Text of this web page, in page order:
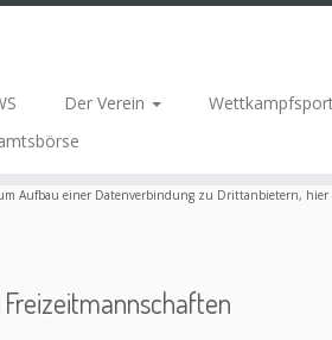
Der Verein
Aufbau einer Datenverbindung zu Drittanbietern, hier